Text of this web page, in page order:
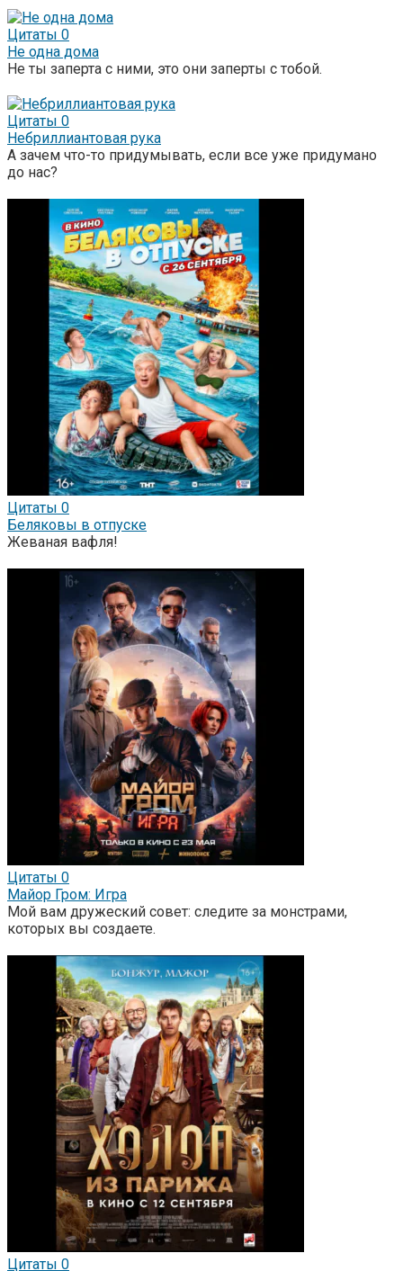
Цитаты 0
Не одна дома
Не ты заперта с ними, это они заперты с тобой.
Цитаты 0
Небриллиантовая рука
А зачем что-то придумывать, если все уже придумано
до нас?
Цитаты 0
Беляковы в отпуске
Жеваная вафля!
Цитаты 0
Майор Гром: Игра
Мой вам дружеский совет: следите за монстрами,
которых вы создаете.
Цитаты 0